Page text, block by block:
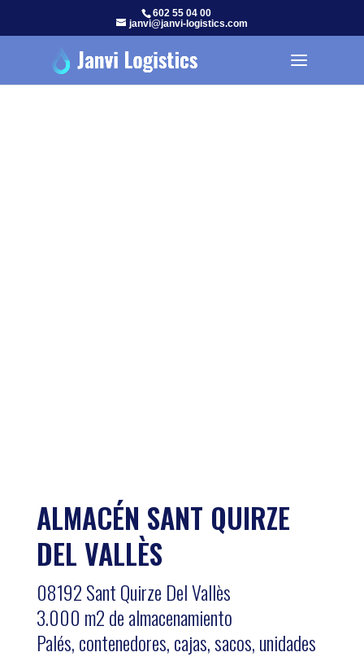
602 55 04 00
janvi@janvi-logistics.com
ALMACÉN SANT QUIRZE
DEL VALLÈS
08192 Sant Quirze Del Vallès
3.000 m2 de almacenamiento
Palés, contenedores, cajas, sacos, unidades